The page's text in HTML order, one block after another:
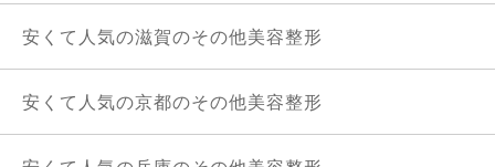
安くて人気の滋賀のその他美容整形
安くて人気の京都のその他美容整形